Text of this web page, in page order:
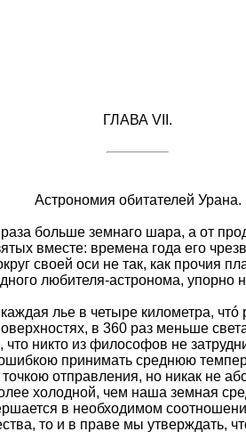
ГЛАВА VII.
Астрономия обитателей Урана.
больше земнаго шара, а от
вместе: времена года его
своей оси не так, как прочия
любителя-астронома, упорно
лье в четыре километра,
в 360 раз меньше
никто из философов не
принимать среднюю
отправления, но никак не
холодной, чем наша земная
в необходимом
то и в праве мы утверждать,